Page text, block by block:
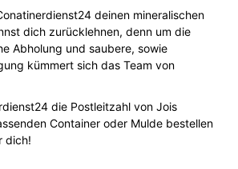
deinen mineralischen
dich zurücklehnen, denn um die
Abholung und saubere, sowie
kümmert sich das Team von
die Postleitzahl von Jois
Container oder Mulde bestellen
dich!